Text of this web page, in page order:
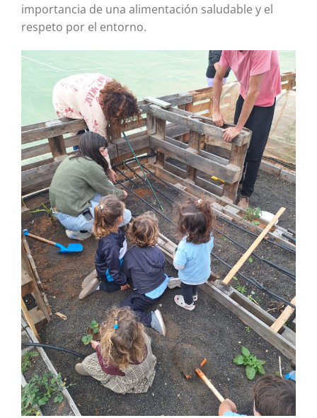
importancia de una alimentación saludable y el
respeto por el entorno.